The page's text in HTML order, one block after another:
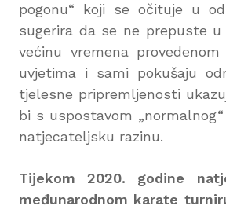
pogonu“ koji se očituje u
sugerira da se ne prepuste
većinu vremena
uvjetima i sami pokušaju
tjelesne pripremljenosti
bi s uspostavom
natjecateljsku razinu.
Tijekom 2020. godine
međunarodnom karate